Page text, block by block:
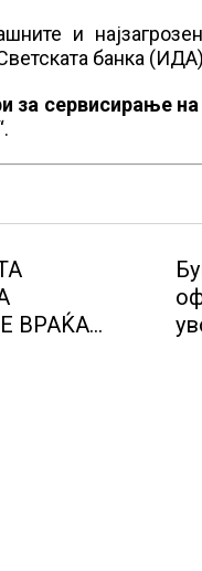
и
банка
сервисирање
ВРАЌА